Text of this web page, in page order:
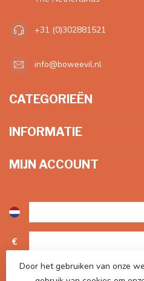
+31 (0)302881521
info@boweevil.nl
CATEGORIEËN
INFORMATIE
MIJN ACCOUNT
€
Door het gebruiken van onze